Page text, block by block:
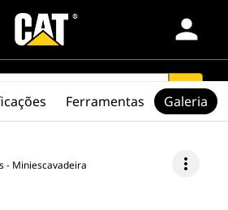
person
search
- Miniescavadeira more_vert
Ferramentas Galeria